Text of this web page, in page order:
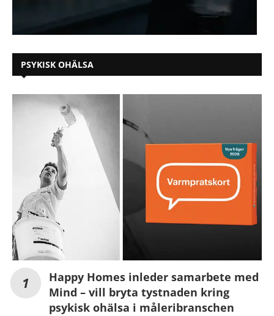
PSYKISK OHÄLSA
Happy Homes inleder samarbete med
Mind – vill bryta tystnaden kring
psykisk ohälsa i måleribranschen